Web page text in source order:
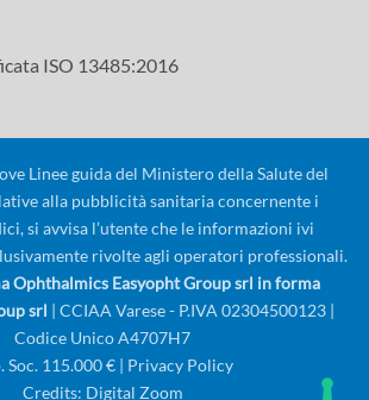
ISO 13485:2016
Linee guida del Ministero della Salute del
alla pubblicità sanitaria concernente i
si avvisa l’utente che le informazioni ivi
rivolte agli operatori professionali.
Ophthalmics Easyopht Group srl in forma
srl | CCIAA Varese - P.IVA 02304500123 |
Codice Unico A4707H7
Soc. 115.000 € | Privacy Policy
Credits: Digital Zoom